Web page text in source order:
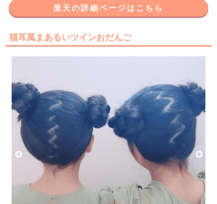
楽天の詳細ページはこちら
猫耳風まあるいツインおだんご